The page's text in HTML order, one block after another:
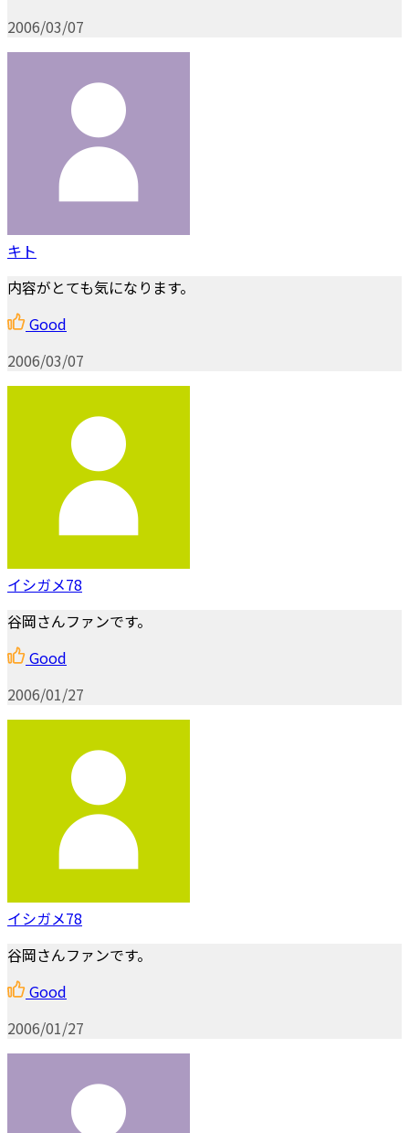
2006/03/07
キト
内容がとても気になります。
Good
2006/03/07
イシガメ78
谷岡さんファンです。
Good
2006/01/27
イシガメ78
谷岡さんファンです。
Good
2006/01/27